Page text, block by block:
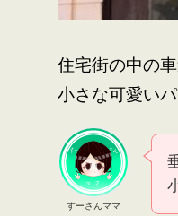
住宅街の中の
小さな可愛い
すーさんママ